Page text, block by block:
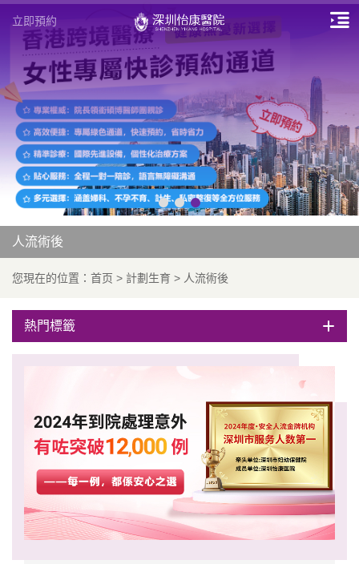
立即預約
人流術後
您現在的位置： 首页 > 計劃生育 > 人流術後
熱門標籤